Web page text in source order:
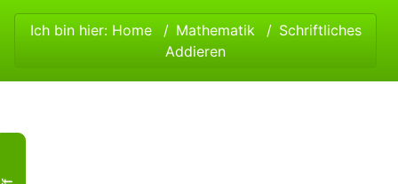
Ich bin hier: Home Mathematik
Schriftliches
Addieren